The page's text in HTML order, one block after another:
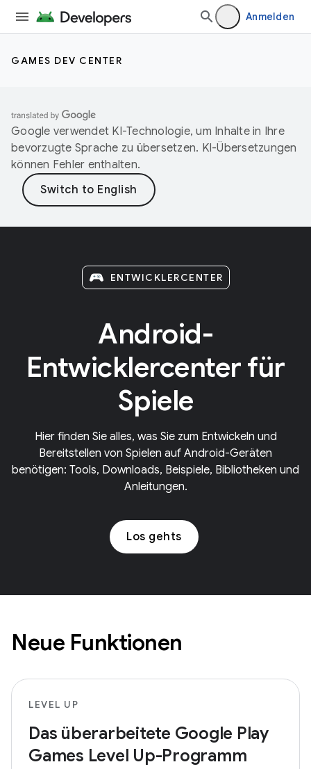
Anmelden
GAMES DEV CENTER
Google verwendet KI-Technologie, um Inhalte in Ihre
bevorzugte Sprache zu übersetzen. KI-Übersetzungen
können Fehler enthalten.
ENTWICKLERCENTER
Android-
Entwicklercenter für
Spiele
Hier finden Sie alles, was Sie zum Entwickeln und
Bereitstellen von Spielen auf Android-Geräten
benötigen: Tools, Downloads, Beispiele, Bibliotheken und
Anleitungen.
Los gehts
Neue Funktionen
LEVEL UP
Das überarbeitete Google Play
Games Level Up-Programm